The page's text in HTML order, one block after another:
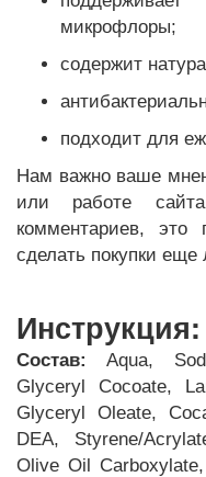
микрофлоры;
содержит
подходит для
Нам важно ваше
или работе
комментариев,
сделать покупки еще
Инструкция:
Состав:
Aqua,
Glyceryl Cocoate,
Glyceryl Oleate,
DEA, Styrene/
Olive Oil